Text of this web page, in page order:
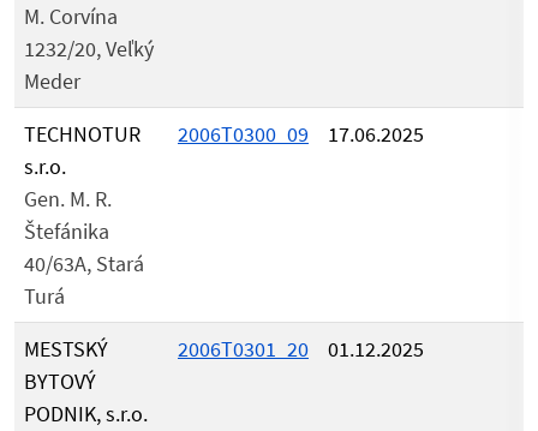
M. Corvína
1232/20, Veľký
Meder
TECHNOTUR
s.r.o.
Gen. M. R.
Štefánika
40/63A, Stará
Turá
2006T0300_09 17.06.2025
MESTSKÝ
BYTOVÝ
PODNIK, s.r.o.
2006T0301_20 01.12.2025